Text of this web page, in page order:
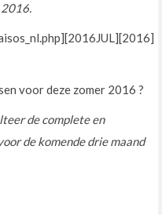
voor deze zomer 2016 ?
de complete en
de komende drie maand